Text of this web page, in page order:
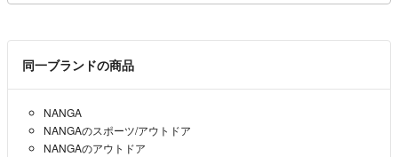
同一ブランドの商品
NANGA
NANGAのスポーツ/アウトドア
NANGAのアウトドア